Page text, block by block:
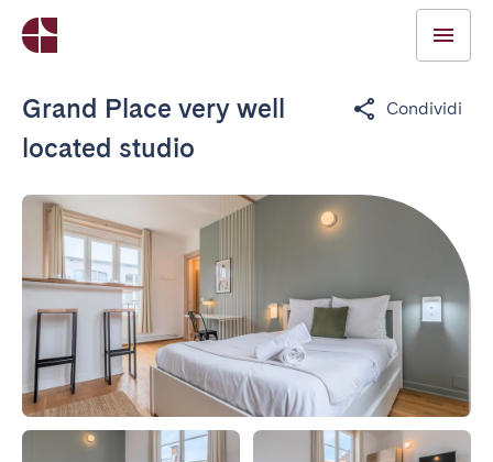
Grand Place very well
located studio
Condividi